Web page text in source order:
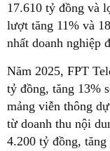
17.610 tỷ đồng và
lượt tăng 11% và
nhất doanh nghiệp
Năm 2025, FPT
tỷ đồng, tăng 13%
mảng viễn thông
từ doanh thu nội
4.200 tỷ đồng,